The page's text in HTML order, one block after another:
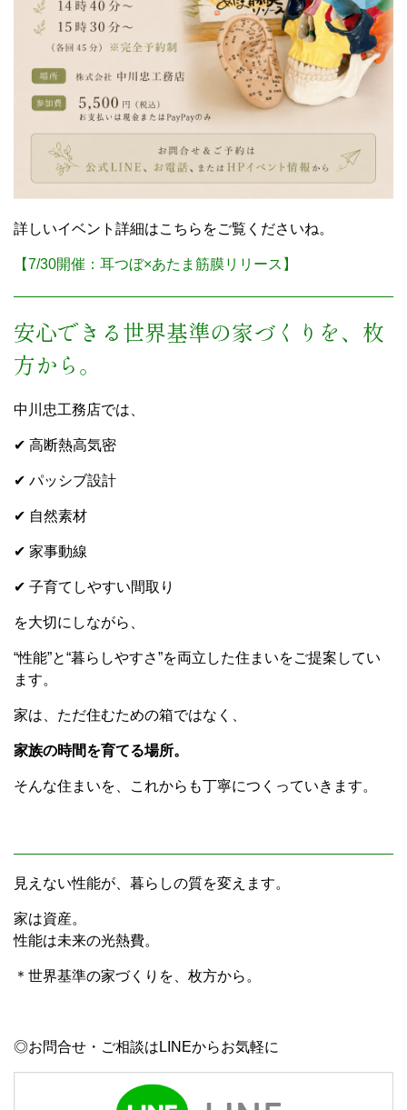
詳しいイベント詳細はこちらをご覧くださいね。
【7/30開催：耳つぼ×あたま筋膜リリース】
安心できる世界基準の家づくりを、枚
方から。
中川忠工務店では、
✔ 高断熱高気密
✔ パッシブ設計
✔ 自然素材
✔ 家事動線
✔ 子育てしやすい間取り
を大切にしながら、
“性能”と“暮らしやすさ”を両立した住まいをご提案してい
ます。
家は、ただ住むための箱ではなく、
家族の時間を育てる場所。
そんな住まいを、これからも丁寧につくっていきます。
見えない性能が、暮らしの質を変えます。
家は資産。
性能は未来の光熱費。
＊世界基準の家づくりを、枚方から。
◎お問合せ・ご相談はLINEからお気軽に